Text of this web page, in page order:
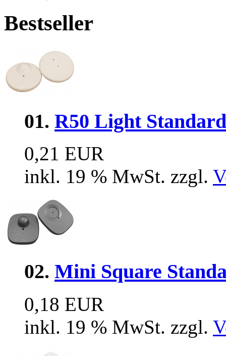
Bestseller
01. R50 Light
0,21 EUR
inkl. 19 % MwSt. zzgl.
02. Mini Square
0,18 EUR
inkl. 19 % MwSt. zzgl.